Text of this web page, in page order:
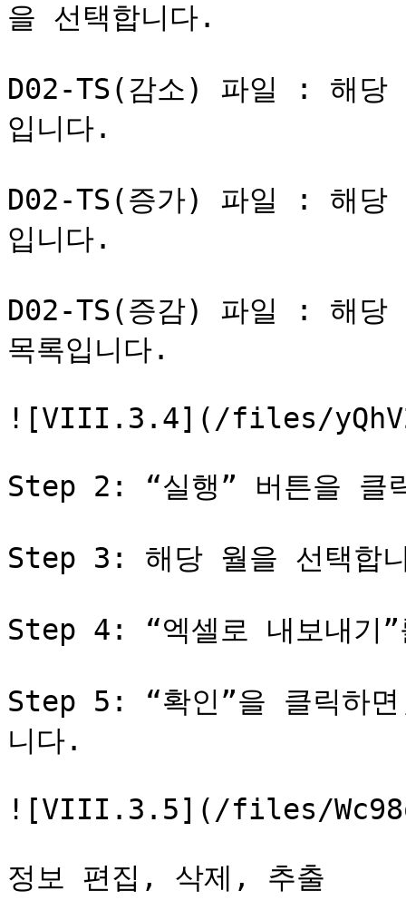
을 선택합니다.
D02-TS(감소) 파일 : 해당
입니다.
D02-TS(증가) 파일 : 해당
입니다.
D02-TS(증감) 파일 : 해당
목록입니다.
![VIII.3.4](/files/
Step 2: “실행” 버튼을 클
Step 3: 해당 월을 선택합
Step 4: “엑셀로 내보내기”
Step 5: “확인”을 클릭하
니다.
![VIII.3.5](/files/
정보 편집, 삭제, 추출